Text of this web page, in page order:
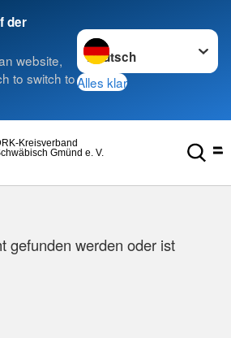
der
website,
to switch to
Sprache wechseln zu
Alles klar
Gmünd e. V.
Kreisverband
gefunden werden oder ist